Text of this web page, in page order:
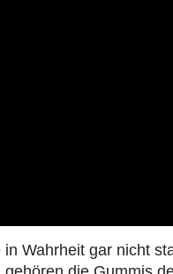
Wahrheit gar nicht